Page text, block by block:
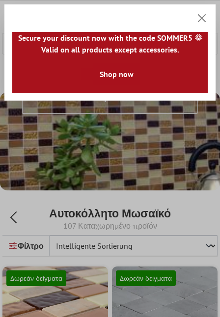
Ψηφιδωτά Πλακάκια Αυτοκόλλητο Μωσαϊκό
Αυτοκόλλητο Μωσαϊκό
Αυτοκόλλητο Μωσαϊκό
107 Καταχωρημένο προϊόν
Φίλτρο
Δωρεάν δείγματα Δωρεάν δείγματα
Secure your discount now with the code SOMMER5 🌞
Valid on all products except accessories.
Shop now